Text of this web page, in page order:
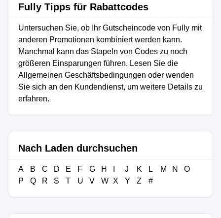
Fully Tipps für Rabattcodes
Untersuchen Sie, ob Ihr Gutscheincode von Fully mit
anderen Promotionen kombiniert werden kann.
Manchmal kann das Stapeln von Codes zu noch
größeren Einsparungen führen. Lesen Sie die
Allgemeinen Geschäftsbedingungen oder wenden
Sie sich an den Kundendienst, um weitere Details zu
erfahren.
Nach Laden durchsuchen
A B C D E F G H J K L M N
O
P
Q R S T U V W X Y Z #